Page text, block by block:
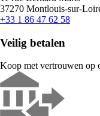
37270 Montlouis-sur-
+33 1 86 47 62 58
Veilig betalen
Koop met vertrouwen op